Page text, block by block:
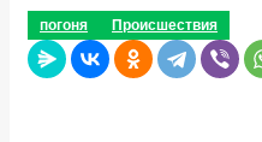
погоня Происшествия